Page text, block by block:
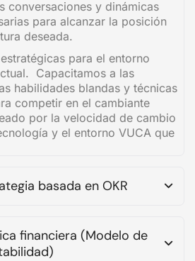
conversaciones y dinámicas
para alcanzar la posición
deseada.
para el entorno
Capacitamos a las
habilidades blandas y técnicas
competir en el cambiante
por la velocidad de cambio
y el entorno VUCA que
basada en OKR
financiera (Modelo de